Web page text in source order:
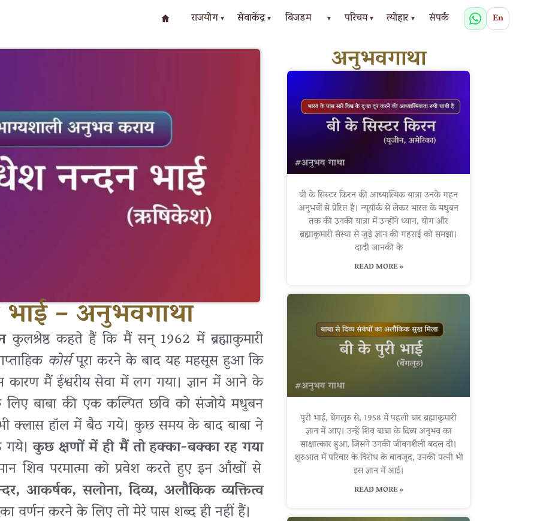
राजयोग ▾ सेवाकेंद्र▾ विजडम ▾ परिचय▾ त्योहार ▾ संपर्क En
– अनुभवगाथा
कुलश्रेष्ठ कहते हैं कि मैं सन् 1962 में ब्रह्माकुमारी
कोर्सपूरा करने के बाद यह महसूस हुआ कि
कारण मैं ईश्वरीय सेवा में लग गया। ज्ञान में आने के
बाबा की एक कल्पित छवि को संजोये मधुबन
क्लास हॉल में बैठ गये। कुछ समय के बाद बाबा ने
कुछ क्षणों में ही मैं तो हक्का-बक्का रह गया
शिव परमात्मा को प्रवेश करते हुए इन आँखों से
आकर्षक, सलोना, दिव्य, अलौकिक व्यक्तित्व
का वर्णन करने के लिए तो मेरे पास शब्द ही नहीं हैं।
अनुभवगाथा
बी के सिस्टर किरन की आध्यात्मिक यात्रा उनके गहन
अनुभवों से प्रेरित है। न्यूयॉर्क से लेकर भारत के मधुबन
तक की उनकी यात्रा में उन्होंने ध्यान, योग और
ब्रह्माकुमारी संस्था से जुड़े ज्ञान की गहराई को समझा।
दादी जानकी के
READ MORE »
पुरी भाई, बेंगलूरु से, 1958 में पहली बार ब्रह्माकुमारी
ज्ञान में आए। उन्हें शिव बाबा के दिव्य अनुभव का
साक्षात्कार हुआ, जिसने उनकी जीवनशैली बदल दी।
शुरुआत में परिवार के विरोध के बावजूद, उनकी पत्नी भी
इस ज्ञान में आई।
READ MORE »